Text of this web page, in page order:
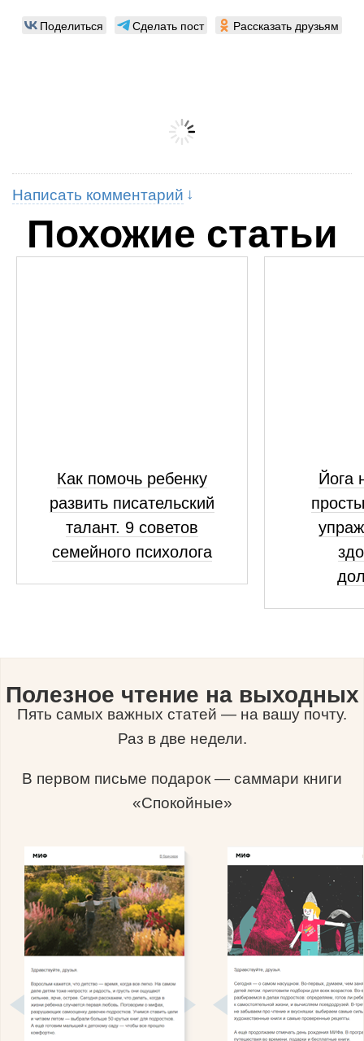
Поделиться Сделать пост Рассказать друзьям
Написать комментарий
Похожие статьи
Как помочь ребенку
развить писательский
талант. 9 советов
семейного психолога
Йога
Полезное чтение на выходных
Пять самых важных статей — на вашу почту.
Раз в две недели.
В первом письме подарок — саммари книги
«Спокойные»